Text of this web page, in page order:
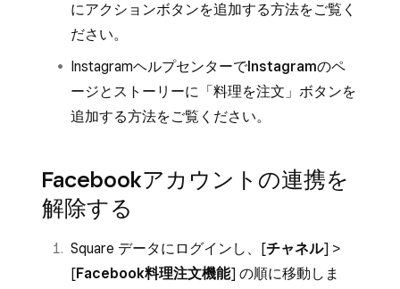
にアクションボタンを追加する方法をご覧く
ださい。
InstagramヘルプセンターでInstagramのペ
ージとストーリーに「料理を注文」ボタンを
追加する方法をご覧ください。
Facebookアカウントの連携を
解除する
Square データにログインし、[チャネル] >
[Facebook料理注文機能] の順に移動しま